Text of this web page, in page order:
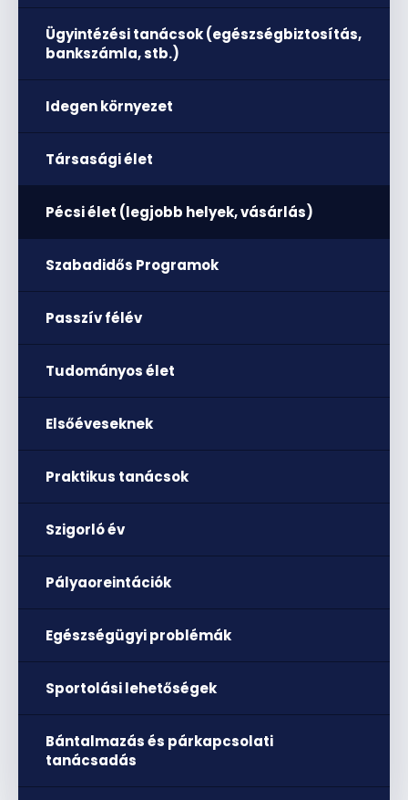
Ügyintézési tanácsok (egészségbiztosítás,
bankszámla, stb.)
Idegen környezet
Társasági élet
Pécsi élet (legjobb helyek, vásárlás)
Szabadidős Programok
Passzív félév
Tudományos élet
Elsőéveseknek
Praktikus tanácsok
Szigorló év
Pályaoreintációk
Egészségügyi problémák
Sportolási lehetőségek
Bántalmazás és párkapcsolati
tanácsadás